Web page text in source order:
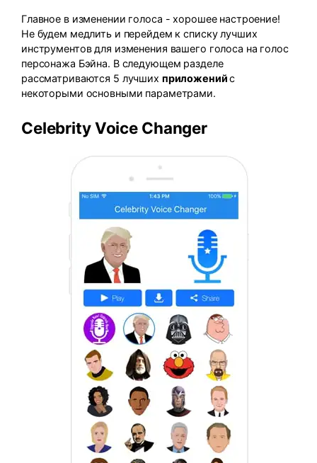
Главное в изменении голоса - хорошее настроение!
Не будем медлить и перейдем к списку лучших
инструментов для изменения вашего голоса на голос
персонажа Бэйна. В следующем разделе
рассматриваются 5 лучших приложенийс
некоторыми основными параметрами.
Celebrity Voice Changer